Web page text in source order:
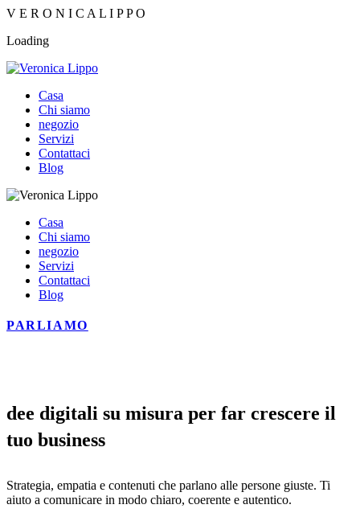
V E R O N I C A L I PPO
Loading
Casa
Chi siamo
negozio
Servizi
Contattaci
Blog
Casa
Chi siamo
negozio
Servizi
Contattaci
Blog
PARLIAMO
dee digitali su misura per far crescere il
tuo business
Strategia, empatia e contenuti che parlano alle persone giuste. Ti
aiuto a comunicare in modo chiaro, coerente e autentico.